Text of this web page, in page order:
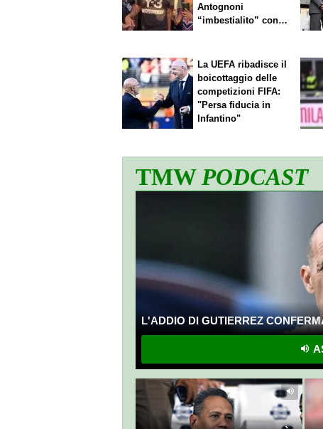
Antognoni
“imbestialito” con
La UEFA ribadisce il
boicottaggio delle
competizioni FIFA:
"Persa fiducia in
Infantino"
TMWPODCAST
L'ADDIO DI GUTIERREZ